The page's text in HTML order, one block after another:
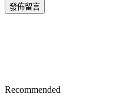
發佈留言
Recommended